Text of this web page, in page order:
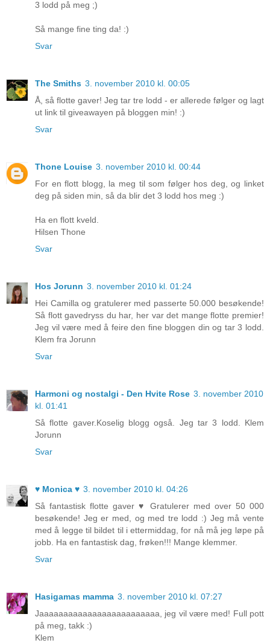
3 lodd på meg ;)
Så mange fine ting da! :)
Svar
The Smiths 3. november 2010 kl. 00:05
Å, så flotte gaver! Jeg tar tre lodd - er allerede følger og lagt
ut link til giveawayen på bloggen min! :)
Svar
Thone Louise 3. november 2010 kl. 00:44
For en flott blogg, la meg til som følger hos deg, og linket
deg på siden min, så da blir det 3 lodd hos meg :)
Ha en flott kveld.
Hilsen Thone
Svar
Hos Jorunn 3. november 2010 kl. 01:24
Hei Camilla og gratulerer med passerte 50.000 besøkende!
Så flott gavedryss du har, her var det mange flotte premier!
Jeg vil være med å feire den fine bloggen din og tar 3 lodd.
Klem fra Jorunn
Svar
Harmoni og nostalgi - Den Hvite Rose 3. november 2010
kl. 01:41
Så flotte gaver.Koselig blogg også. Jeg tar 3 lodd. Klem
Jorunn
Svar
♥ Monica ♥ 3. november 2010 kl. 04:26
Så fantastisk flotte gaver ♥ Gratulerer med over 50 000
besøkende! Jeg er med, og med tre lodd :) Jeg må vente
med å legge til bildet til i ettermiddag, for nå må jeg løpe på
jobb. Ha en fantastisk dag, frøken!!! Mange klemmer.
Svar
Hasigamas mamma 3. november 2010 kl. 07:27
Jaaaaaaaaaaaaaaaaaaaaaaaaa, jeg vil være med! Full pott
på meg, takk :)
Klem